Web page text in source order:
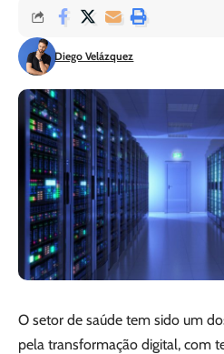
Diego Velázquez
O setor de saúde tem sido um
pela transformação digital, com